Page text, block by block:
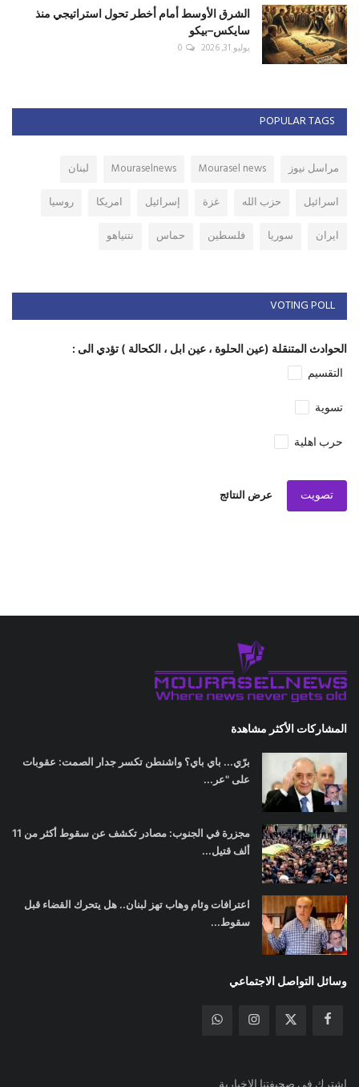
الشرق الأوسط أمام أخطر تحول استراتيجي منذ
سايكس–بيكو
يوليو 31, 2026 0
POPULAR TAGS
مراسل نيوز Mourasel news
Mouraselnews
لبنان
اسرائيل
حزب الله غزة إسرائيل امريكا
روسيا
ايران
سوريا فلسطين حماس نتنياهو
VOTING POLL
الحوادث المتنقلة (عين الحلوة ، عين ابل ، الكحالة ) تؤدي الى :
التقسيم
تسوية
حرب اهلية
تصويت عرض النتائج
المشاركات الأكثر مشاهدة
برّي... باي باي؟ واشنطن تكسر جدار الصمت: عقوبات
على "عر...
مجزرة في الجنوب: مصادر تكشف عن سقوط أكثر من 11
ألف قتيل...
اعترافات وئام وهاب تهز لبنان.. هل يتحرك القضاء قبل
سقوط...
وسائل التواصل الاجتماعي